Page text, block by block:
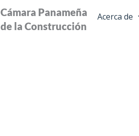
Cámara Panameña
de la Construcción
Acerca de